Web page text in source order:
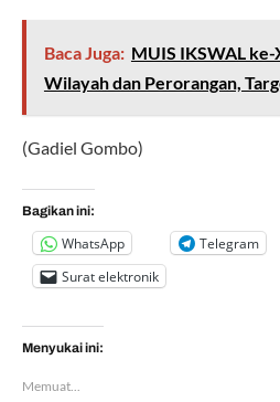
Baca Juga: MUIS IKSWAL
Wilayah dan Perorangan,
(Gadiel Gombo)
Bagikan ini:
WhatsApp
Telegram
Surat elektronik
Menyukai ini:
Memuat...